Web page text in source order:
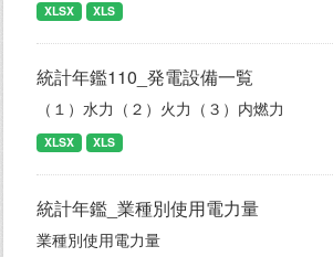
XLSX XLS
統計年鑑110_発電設備一覧
（１）水力（２）火力（３）内燃力
XLSX XLS
統計年鑑_業種別使用電力量
業種別使用電力量